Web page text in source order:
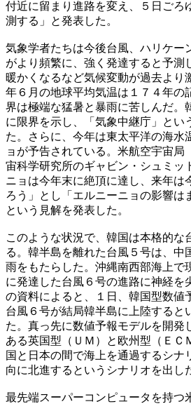
付近に留まり進路を変え、５日ごろ
測する」と発表した。
気象学者たちは今後台風、ハリケー
がより頻繁に、強く発達すると予測
暖かくなるなど気候変動が過去より
年６月の地球平均気温は１７４年の
界は極端な猛暑と暴雨に苦しんだ。
に限界を示し、「気象中継庁」とい
た。さらに、今年は東太平洋の海水
ョが予告されている。米航空宇宙局
宙科学研究所のギャビン・シュミッ
ニョは今年末に絶頂に達し、来年は
ろう」とし「エルニーニョの影響は
という見解を発表した。
このような状況で、韓国は本格的な
る。韓半島を離れた台風５号は、中
雨をもたらした。沖縄南西部海上で
に発達した台風６号の進路に神経を
の資料によると、１日、韓国型数値
台風６号が結局韓半島に上陸すると
た。真っ先に数値予報モデルを開発
ある英国型（ＵＭ）と欧州型（ＥＣ
国と日本の間で海上を通過するシナ
向に北進するというシナリオを出し
最先端スーパーコンピュータを持つ